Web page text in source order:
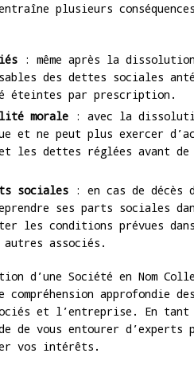
plusieurs
: même après la
des dettes sociales
éteintes par prescription.
morale : avec la
et ne peut plus exercer
les dettes réglées avant de
sociales : en cas de décès
ses parts sociales
les conditions prévues
autres associés.
d’une Société en Nom
compréhension approfondie
et l’entreprise. En tant
de vous entourer d’experts
vos intérêts.